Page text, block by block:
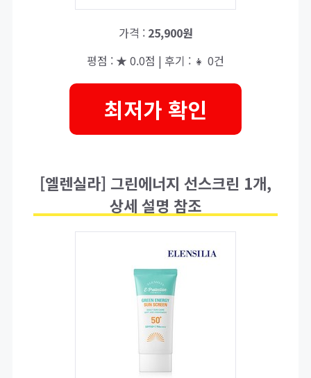
가격 : 25,900원
평점 : ★ 0.0점 | 후기 : 👧 0건
최저가 확인
[엘렌실라] 그린에너지 선스크린 1개,
상세 설명 참조